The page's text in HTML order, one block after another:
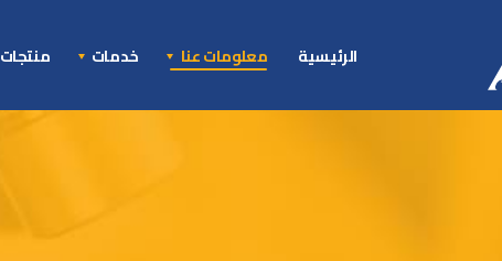
الرئيسية معلومات عنا خدمات منتجات